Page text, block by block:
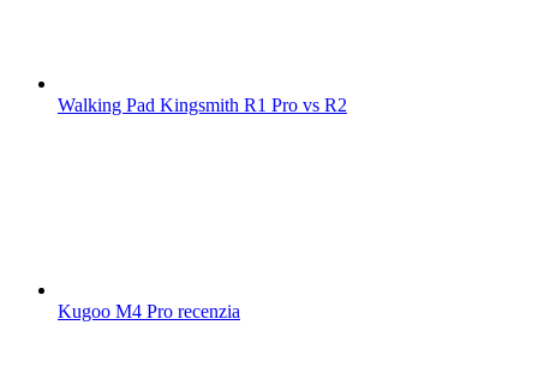
Walking Pad Kingsmith R1 Pro vs R2
Kugoo M4 Pro recenzia